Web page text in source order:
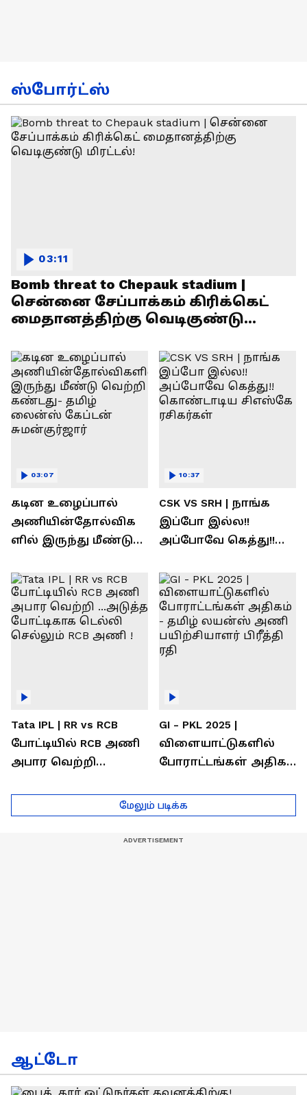
ஸ்போர்ட்ஸ்
Bomb threat to Chepauk stadium |
சென்னை சேப்பாக்கம் கிரிக்கெட்
மைதானத்திற்கு வெடிகுண்டு
03:11
கடின உழைப்பால்
அணியின்தோல்விக
ளில் இருந்து மீண்டு
தமிழ் லைன்ஸ்
கேப்டன் சுமன்குர்ஜார்
03:07
CSK VS SRH | நாங்க
இப்போ இல்ல!!
அப்போவே கெத்து!!
சிஎஸ்கே ரசிகர்கள்
10:37
Tata IPL | RR vs RCB
போட்டியில் RCB அணி
அபார வெற்றி
டெல்லி செல்லும் RCB
அணி !
GI - PKL 2025 |
விளையாட்டுகளில்
போராட்டங்கள் அதிகம்
பயிற்சியாளர் பிரீத்தி
ரதி
மேலும் படிக்க
ஆட்டோ